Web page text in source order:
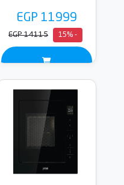
EGP 11999
- 15%
EGP 14115